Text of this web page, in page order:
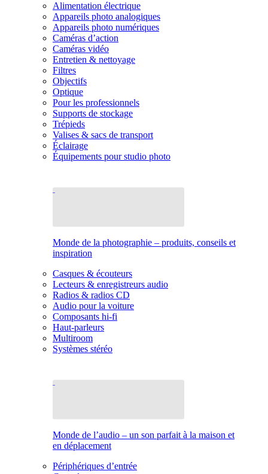
Alimentation électrique
Appareils photo analogiques
Appareils photo numériques
Caméras d’action
Caméras vidéo
Entretien & nettoyage
Filtres
Objectifs
Optique
Pour les professionnels
Supports de stockage
Trépieds
Valises & sacs de transport
Éclairage
Équipements pour studio photo
Monde de la photographie – produits, conseils et
inspiration
Casques & écouteurs
Lecteurs & enregistreurs audio
Radios & radios CD
Audio pour la voiture
Composants hi-fi
Haut-parleurs
Multiroom
Systèmes stéréo
Monde de l’audio – un son parfait à la maison et
en déplacement
Périphériques d’entrée